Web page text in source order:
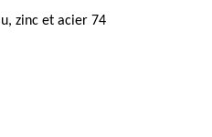
zinc et acier 74